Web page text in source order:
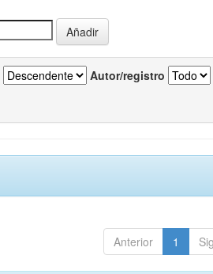
Autor/registro
Anterior 1